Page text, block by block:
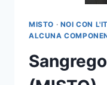
MISTO · NOI CON
ALCUNA